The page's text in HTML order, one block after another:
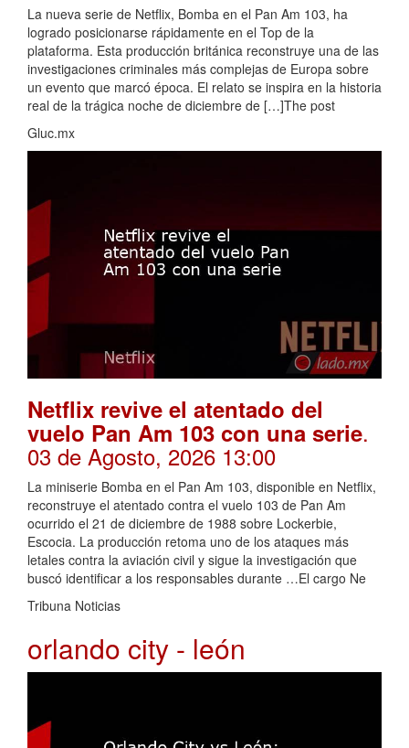
La nueva serie de Netflix, Bomba en el Pan Am 103, ha
logrado posicionarse rápidamente en el Top de la
plataforma. Esta producción británica reconstruye una de las
investigaciones criminales más complejas de Europa sobre
un evento que marcó época. El relato se inspira en la historia
real de la trágica noche de diciembre de […]The post
Gluc.mx
Netflix revive el atentado del
vuelo Pan Am 103 con una serie.
03 de Agosto, 2026 13:00
La miniserie Bomba en el Pan Am 103, disponible en Netflix,
reconstruye el atentado contra el vuelo 103 de Pan Am
ocurrido el 21 de diciembre de 1988 sobre Lockerbie,
Escocia. La producción retoma uno de los ataques más
letales contra la aviación civil y sigue la investigación que
buscó identificar a los responsables durante …El cargo Ne
Tribuna Noticias
orlando city - león